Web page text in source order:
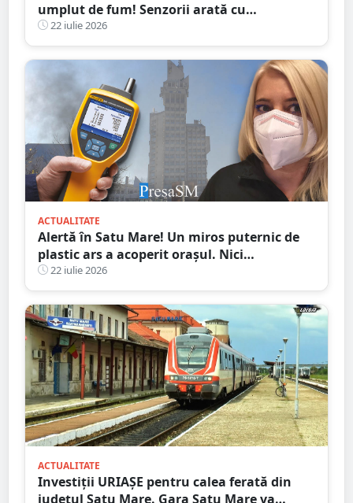
umplut de fum! Senzorii arată cu
exactitate: ce substanțe periculoase sunt în
aer
22 iulie 2026
ACTUALITATE
Alertă în Satu Mare! Un miros puternic de
plastic ars a acoperit orașul. Nici
autoritățile nu știu de unde provine
22 iulie 2026
ACTUALITATE
Investiții URIAȘE pentru calea ferată din
județul Satu Mare. Gara Satu Mare va